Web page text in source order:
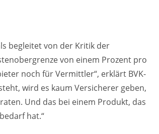
begleitet von der Kritik der
von einem Prozent pro
noch für Vermittler“, erklärt BVK-
wird es kaum Versicherer geben,
Und das bei einem Produkt, das
hat.“